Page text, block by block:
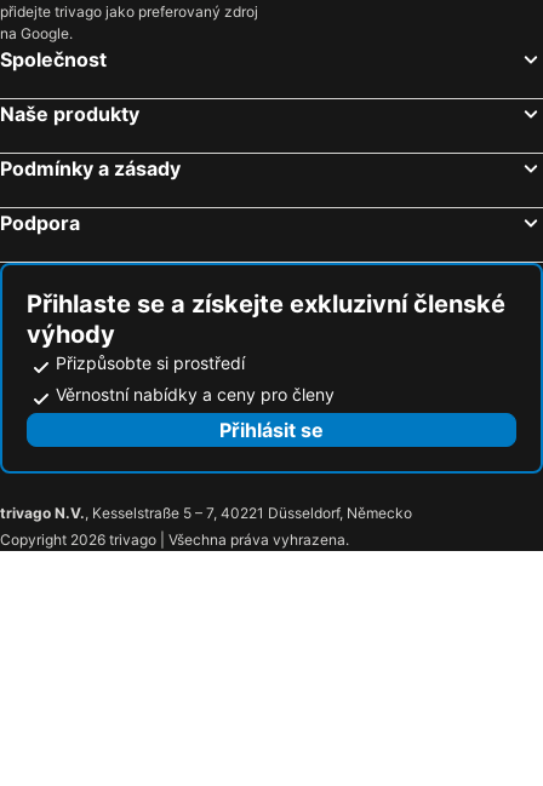
přidejte trivago jako preferovaný zdroj
na Google.
Společnost
Naše produkty
Podmínky a zásady
Podpora
Přihlaste se a získejte exkluzivní členské
výhody
Přizpůsobte si prostředí
Věrnostní nabídky a ceny pro členy
Přihlásit se
trivago N.V., Kesselstraße 5 – 7, 40221 Düsseldorf, Německo
Copyright 2026 trivago | Všechna práva vyhrazena.